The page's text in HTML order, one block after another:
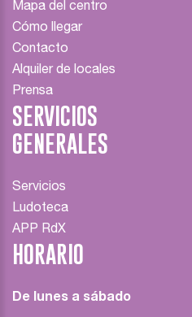
Mapa del centro
Cómo llegar
Contacto
Alquiler de locales
Prensa
SERVICIOS
GENERALES
Servicios
Ludoteca
APP RdX
HORARIO
De lunes a sábado